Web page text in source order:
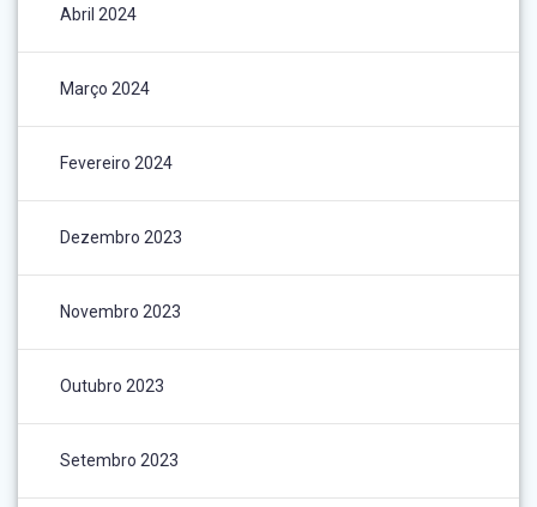
Abril 2024
Março 2024
Fevereiro 2024
Dezembro 2023
Novembro 2023
Outubro 2023
Setembro 2023